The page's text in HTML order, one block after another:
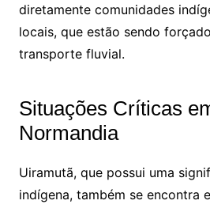
diretamente comunidades
locais, que estão sendo
transporte fluvial.
Situações Críticas
Normandia
Uiramutã, que possui uma
indígena, também se encontra